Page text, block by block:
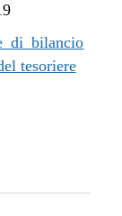
di bilancio
tesoriere